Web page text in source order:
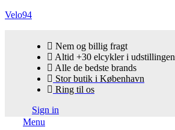
Velo94
Nem og billig fragt
Altid +30 elcykler i udstillingen
Alle de bedste brands
Stor butik i København
Ring til os
Sign in
Menu